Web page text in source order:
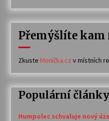
Přemýšlíte kam
Zkuste Meníčka.cz v místních
Populární články
Humpolec schvaluje nový